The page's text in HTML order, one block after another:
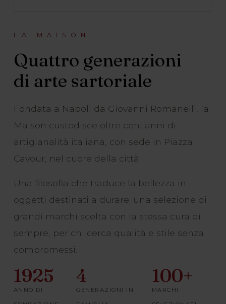
LA MAISON
Quattro generazioni
di arte sartoriale
Fondata a Napoli da Giovanni Romanelli, la
Maison custodisce oltre cent'anni di
artigianalità italiana, con sede in Piazza
Cavour, nel cuore della città.
Una filosofia che traduce la bellezza in
oggetti destinati a durare: una selezione di
grandi marchi scelta con la stessa cura di
sempre, per chi cerca qualità e stile senza
compromessi.
1925
ANNO DI
4
GENERAZIONI IN
100+
MARCHI